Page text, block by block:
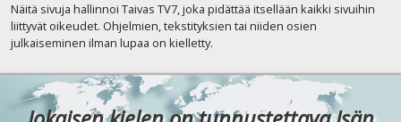
Näitä sivuja hallinnoi Taivas TV7, joka pidättää itsellään kaikki sivuihin
liittyvät oikeudet. Ohjelmien, tekstityksien tai niiden osien
julkaiseminen ilman lupaa on kielletty.